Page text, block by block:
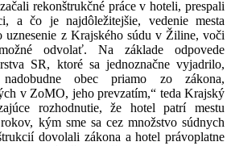
rekonštrukčné práce v hoteli, prespali
a čo je najdôležitejšie, vedenie mesta
uznesenie z Krajského súdu v Žiline, voči
odvolať. Na základe odpovede
SR, ktoré sa jednoznačne vyjadrilo,
obec priamo zo zákona,
v ZoMO, jeho prevzatím,“ teda Krajský
rozhodnutie, že hotel patrí mestu
kým sme sa cez množstvo súdnych
dovolali zákona a hotel právoplatne